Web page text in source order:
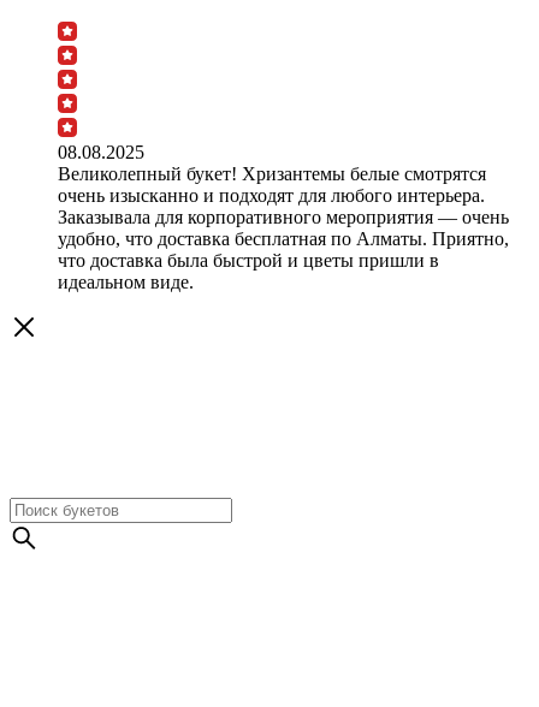
08.08.2025
Великолепный букет! Хризантемы белые смотрятся
очень изысканно и подходят для любого интерьера.
Заказывала для корпоративного мероприятия — очень
удобно, что доставка бесплатная по Алматы. Приятно,
что доставка была быстрой и цветы пришли в
идеальном виде.